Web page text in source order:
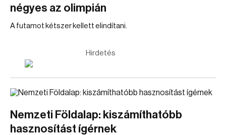
négyes az olimpián
A futamot kétszer kellett elindítani.
Hirdetés
Nemzeti Földalap: kiszámíthatóbb
hasznosítást ígérnek